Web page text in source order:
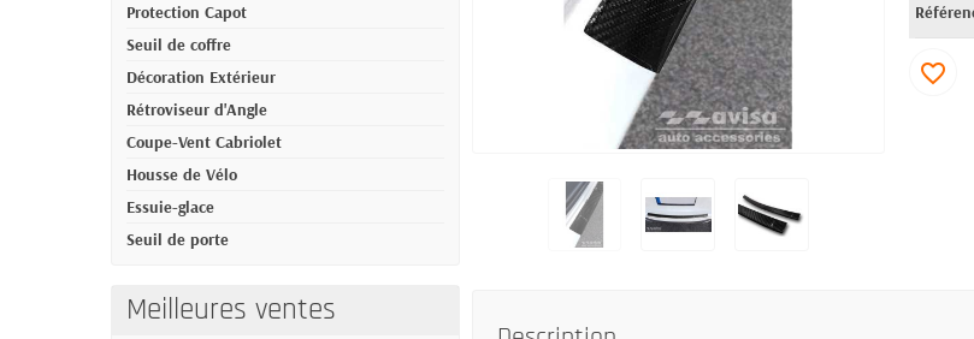
Protection Capot
Seuil de coffre
Décoration Extérieur
Rétroviseur d'Angle
Coupe-Vent Cabriolet
Housse de Vélo
Essuie-glace
Seuil de porte
Meilleures ventes
favorite_border